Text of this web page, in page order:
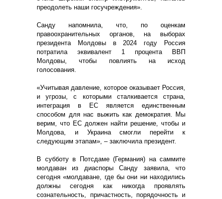
преодолеть наши госучреждения».
Санду напомнила, что, по оценкам
правоохранительных органов, на выборах
президента Молдовы в 2024 году Россия
потратила эквивалент 1 процента ВВП
Молдовы, чтобы повлиять на исход
голосования.
«Учитывая давление, которое оказывает Россия,
и угрозы, с которыми сталкивается страна,
интеграция в ЕС является единственным
способом для нас выжить как демократия. Мы
верим, что ЕС должен найти решение, чтобы и
Молдова, и Украина смогли перейти к
следующим этапам», – заключила президент.
В субботу в Потсдаме (Германия) на саммите
молдаван из диаспоры Санду заявила, что
сегодня «молдаване, где бы они ни находились
должны сегодня как никогда проявлять
сознательность, причастность, порядочность и